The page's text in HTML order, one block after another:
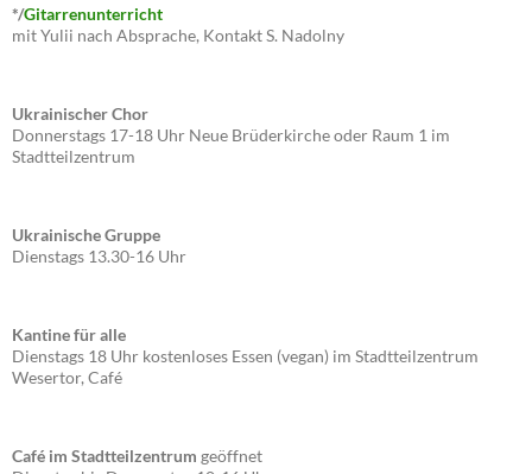
*/Gitarrenunterricht
mit Yulii nach Absprache, Kontakt S. Nadolny
Ukrainischer Chor
Donnerstags 17-18 Uhr Neue Brüderkirche oder Raum 1 im
Stadtteilzentrum
Ukrainische Gruppe
Dienstags 13.30-16 Uhr
Kantine für alle
Dienstags 18 Uhr kostenloses Essen (vegan) im Stadtteilzentrum
Wesertor, Café
Café im Stadtteilzentrum geöffnet